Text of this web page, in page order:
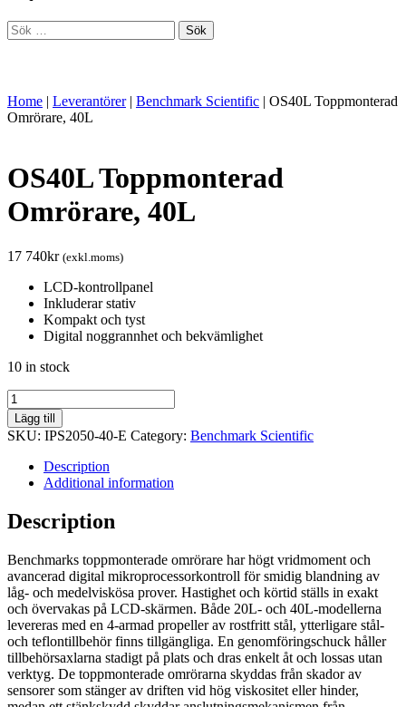
Sök
efter:
Home | Leverantörer | Benchmark Scientific | OS40L Toppmonterad
Omrörare, 40L
OS40L Toppmonterad
Omrörare, 40L
17 740kr (exkl.moms)
LCD-kontrollpanel
Inkluderar stativ
Kompakt och tyst
Digital noggrannhet och bekvämlighet
10 in stock
OS40L
Toppmonterad
Omrörare,
40L
quantity
Lägg till
SKU: IPS2050-40-E Category: Benchmark Scientific
Description
Additional information
Description
Benchmarks toppmonterade omrörare har högt vridmoment och
avancerad digital mikroprocessorkontroll för smidig blandning av
låg- och medelviskösa prover. Hastighet och körtid ställs in exakt
och övervakas på LCD-skärmen. Både 20L- och 40L-modellerna
levereras med en 4-armad propeller av rostfritt stål, ytterligare stål-
och teflontillbehör finns tillgängliga. En genomföringschuck håller
tillbehörsaxlarna stadigt på plats och dras enkelt åt och lossas utan
verktyg. De toppmonterade omrörarna skyddas från skador av
sensorer som stänger av driften vid hög viskositet eller hinder,